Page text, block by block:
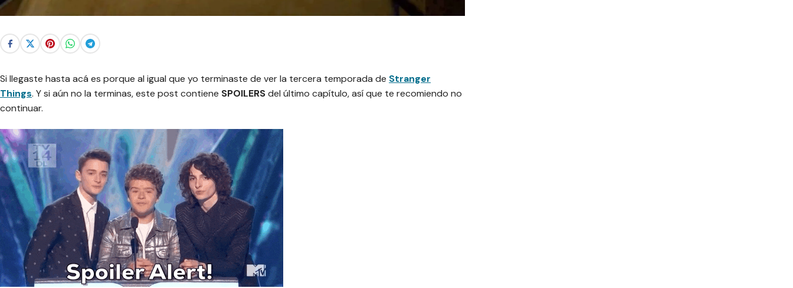
Si llegaste hasta acá es porque al igual que yo terminaste de ver la tercera temporada de Stranger
Things. Y si aún no la terminas, este post contiene SPOILERSdel último capítulo, así que te recomiendo no
continuar.